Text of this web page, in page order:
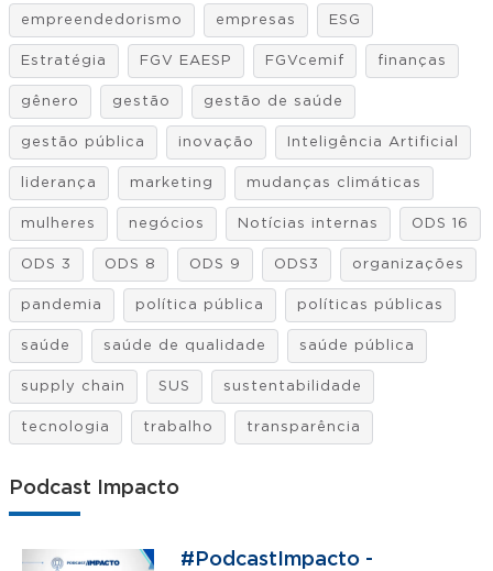
empreendedorismo empresas ESG
Estratégia FGV EAESP FGVcemif finanças
gênero gestão gestão de saúde
gestão pública inovação Inteligência Artificial
liderança marketing mudanças climáticas
mulheres negócios Notícias internas ODS 16
ODS 3 ODS 8 ODS 9 ODS3 organizações
pandemia política pública políticas públicas
saúde saúde de qualidade saúde pública
supply chain SUS sustentabilidade
tecnologia trabalho transparência
Podcast Impacto
#PodcastImpacto -